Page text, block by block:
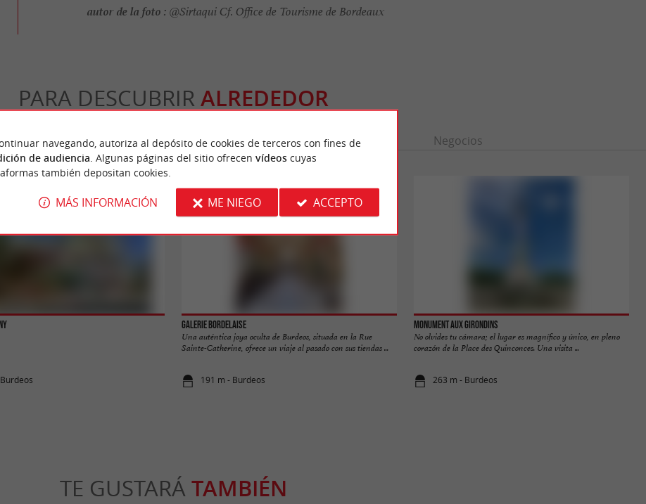
autor de la foto : @Sirtaqui Cf. Office de Tourisme de Bordeaux
PARA DESCUBRIR ALREDEDOR
Alojamiento Salir a comer Degustación Negocios
Galerie Bordelaise
Una auténtica joya oculta de Burdeos, situada en la Rue
Sainte-Catherine, ofrece un viaje al pasado con sus tiendas ...
191 m - Burdeos
Monument aux Girondins
No olvides tu cámara; el lugar es magnífico y único, en pleno
corazón de la Place des Quinconces. Una visita ...
263 m - Burdeos
TE GUSTARÁTAMBIÉN
navegando, autoriza al depósito de cookies de terceros con fines de
de audiencia . Algunas páginas del sitio ofrecen vídeoscuyas
también depositan cookies.
MÁS INFORMACIÓN ME NIEGO ACCEPTO